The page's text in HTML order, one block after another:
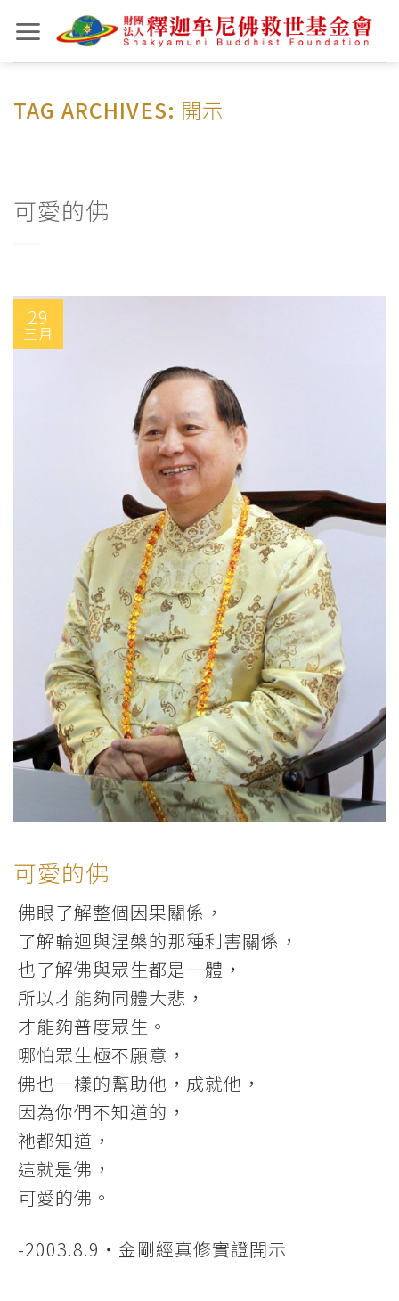
to
content
TAG ARCHIVES: 開示
可愛的佛
29
三月
可愛的佛
佛眼了解整個因果關係，
了解輪迴與涅槃的那種利害關係，
也了解佛與眾生都是一體，
所以才能夠同體大悲，
才能夠普度眾生。
哪怕眾生極不願意，
佛也一樣的幫助他，成就他，
因為你們不知道的，
祂都知道，
這就是佛，
可愛的佛。
-2003.8.9‧金剛經真修實證開示